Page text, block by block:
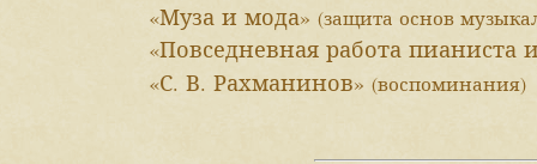
«Муза и мода»(защита основ
«Повседневная работа пианиста
«С. В. Рахманинов»(воспоминания)